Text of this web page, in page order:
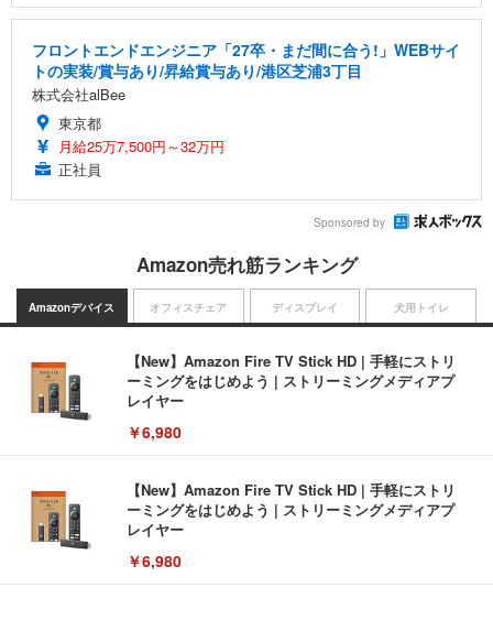
フロントエンドエンジニア「27卒・まだ間に合う!」WEBサイ
トの実装/賞与あり/昇給賞与あり/港区芝浦3丁目
株式会社alBee
東京都
月給25万7,500円～32万円
正社員
Sponsored by
Amazon売れ筋ランキング
Amazonデバイス
【New】Amazon Fire TV Stick HD | 手軽にストリ
ーミングをはじめよう | ストリーミングメディアプ
レイヤー
￥6,980
【New】Amazon Fire TV Stick HD | 手軽にストリ
ーミングをはじめよう | ストリーミングメディアプ
レイヤー
￥6,980
オフィスチェア ディスプレイ 犬用トイレ